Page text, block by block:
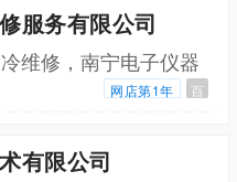
服务有限公司
维修，南宁电子仪器
网店第1年 百
有限公司